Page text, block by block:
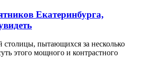
Екатеринбурга,
столицы, пытающихся за несколько
этого мощного и контрастного